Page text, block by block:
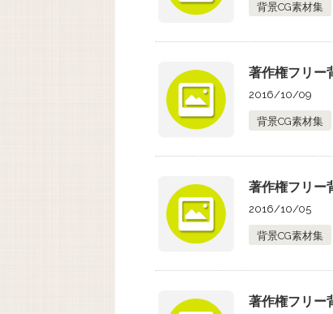
背景CG素材集
著作権フリー
2016/10/09
背景CG素材集
著作権フリー
2016/10/05
背景CG素材集
著作権フリー